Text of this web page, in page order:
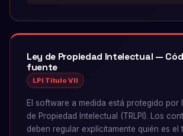
Ley de Propiedad Intelectual —
fuente
LPI Título VII
El software a medida está protegido por
de Propiedad Intelectual (TRLPI). Los
deben regular explícitamente quién es el